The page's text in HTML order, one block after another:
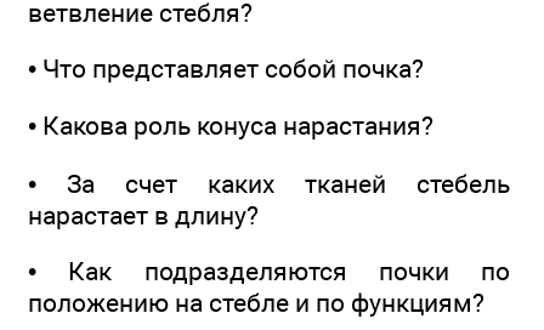
ветвление стебля?
• Что представляет собой почка?
• Какова роль конуса нарастания?
• За счет каких тканей стебель
нарастает в длину?
• Как подразделяются почки по
положению на стебле и по функциям?